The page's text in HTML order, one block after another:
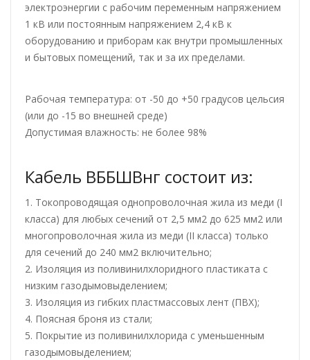
электроэнергии с рабочим переменным напряжением
1 кВ или постоянным напряжением 2,4 кВ к
оборудованию и приборам как внутри промышленных
и бытовых помещений, так и за их пределами.
Рабочая температура: от -50 до +50 градусов цельсия
(или до -15 во внешней среде)
Допустимая влажность: не более 98%
Кабель ВББШВнг состоит из:
1. Токопроводящая однопроволочная жила из меди (I
класса) для любых сечений от 2,5 мм2 до 625 мм2 или
многопроволочная жила из меди (II класса) только
для сечений до 240 мм2 включительно;
2. Изоляция из поливинилхлоридного пластиката с
низким газодымовыделением;
3. Изоляция из гибких пластмассовых лент (ПВХ);
4. Поясная броня из стали;
5. Покрытие из поливинилхлорида с уменьшенным
газодымовыделением;